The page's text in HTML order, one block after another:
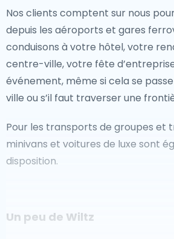
Nos clients comptent sur nous
depuis les aéroports et gares
conduisons à votre hôtel, votre
centre-ville, votre fête
événement, même si cela se
ville ou s’il faut traverser une
Pour les transports de groupes et
minivans et voitures de luxe sont
disposition.
Un peu de Wiltz